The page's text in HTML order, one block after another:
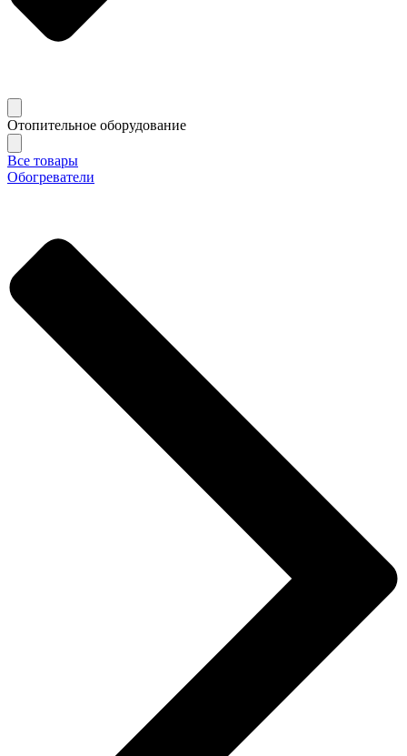
Отопительное оборудование
Все товары
Обогреватели